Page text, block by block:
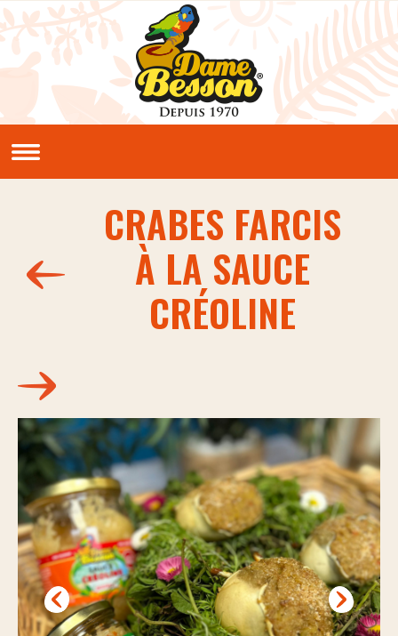
Aller au contenu principal
NOS PRODUITS
Sauces et condiments
NOS RECETTES
Nos actus pimentées
Pour aller plus loin
POINTS DE VENTE
CRABES FARCIS
À LA SAUCE
CRÉOLINE